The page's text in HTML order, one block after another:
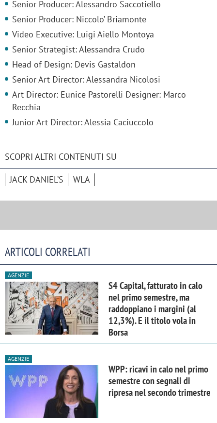
Senior Producer: Alessandro Saccotiello
Senior Producer: Niccolo’ Briamonte
Video Executive: Luigi Aiello Montoya
Senior Strategist: Alessandra Crudo
Head of Design: Devis Gastaldon
Senior Art Director: Alessandra Nicolosi
Art Director: Eunice Pastorelli Designer: Marco
Recchia
Junior Art Director: Alessia Caciuccolo
SCOPRI ALTRI CONTENUTI SU
JACK DANIEL’S WLA
ARTICOLI CORRELATI
AGENZIE
S4 Capital, fatturato in calo
nel primo semestre, ma
raddoppiano i margini (al
12,3%). E il titolo vola in
Borsa
AGENZIE
WPP: ricavi in calo nel primo
semestre con segnali di
ripresa nel secondo trimestre